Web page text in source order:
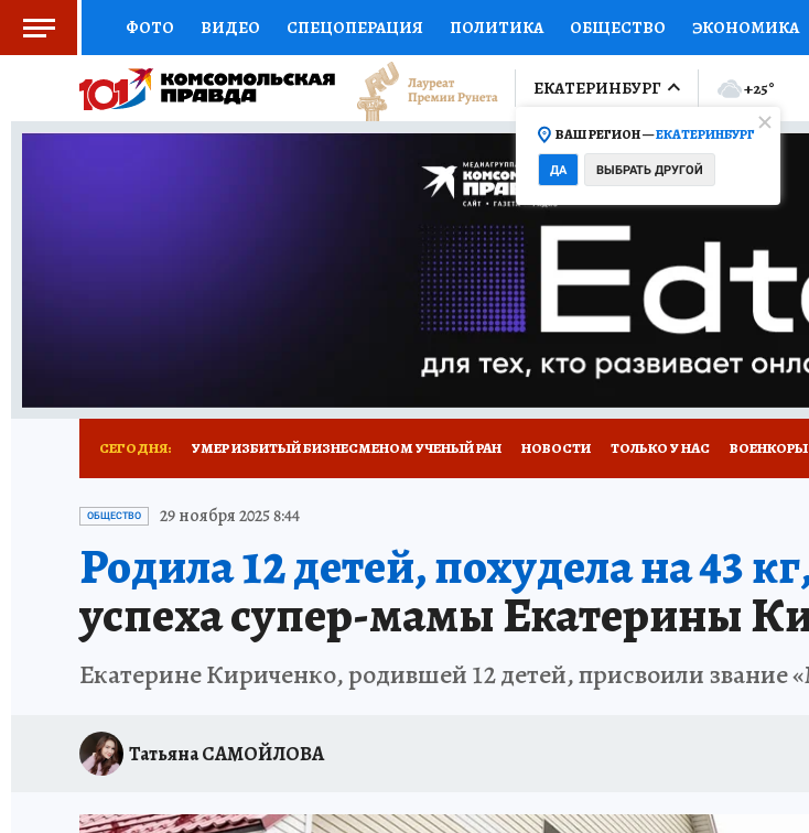
ФОТО ВИДЕО СПЕЦОПЕРАЦИЯ ПОЛИТИКА ОБЩЕСТВО ЭКОНОМИКА
СОЦПОДДЕРЖКА НАУКА СПОРТ КОЛУМНИСТЫ ПРОИСШЕСТВИЯ
ВЫБОР ЭКСПЕРТОВ ДОКТОР ФИНАНСЫ ОТКРЫВАЕМ МИР Я ЗНАЮ
ПРОГНОЗЫ НА СПОРТ ПРОМОКОДЫ СЕРИАЛЫ
ТЕЛЕВИЗОР КОЛЛЕКЦИИ КОНКУРСЫ
НОВОЕ НА САЙТЕ
ЕКАТЕРИНБУРГ
ВАШ РЕГИОН —ЕКАТЕРИНБУРГ
ДА ВЫБРАТЬ ДРУГОЙ
+25°
СЕГОДНЯ: УМЕР ИЗБИТЫЙ БИЗНЕСМЕНОМ УЧЕНЫЙ РАН НОВОСТИ ТОЛЬКО У НАС ВОЕНКОРЫ
ЗАПОВЕДНАЯ РОССИЯ
ОБЩЕСТВО 29 ноября 2025 8:44
Родила 12 детей, похудела на 43
успеха супер-мамы Екатерины
Екатерине Кириченко, родившей 12 детей, присвоили звание
Татьяна САМОЙЛОВА